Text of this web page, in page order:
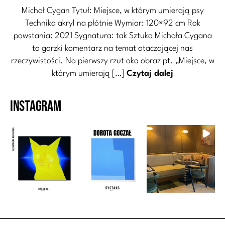
Michał Cygan Tytuł: Miejsce, w którym umierają psy
Technika akryl na płótnie Wymiar: 120×92 cm Rok
powstania: 2021 Sygnatura: tak Sztuka Michała Cygana
to gorzki komentarz na temat otaczającej nas
rzeczywistości. Na pierwszy rzut oka obraz pt. „Miejsce, w
którym umierają […] Czytaj dalej
Instagram